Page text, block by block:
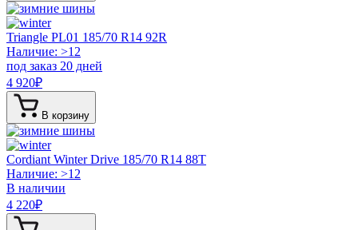
Triangle PL01 185/70 R14 92R
Наличие: >12
под заказ 20 дней
4 920₽
В корзину
Cordiant Winter Drive 185/70 R14 88T
Наличие: >12
В наличии
4 220₽